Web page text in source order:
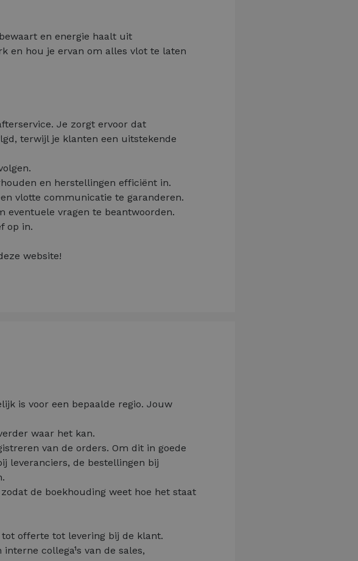
en energie haalt uit
en hou je ervan om alles vlot te laten
Je zorgt ervoor dat
terwijl je klanten een uitstekende
en herstellingen efficiënt in.
vlotte communicatie te garanderen.
vragen te beantwoorden.
op in.
website!
is voor een bepaalde regio. Jouw
waar het kan.
van de orders. Om dit in goede
leveranciers, de bestellingen bij
de boekhouding weet hoe het staat
offerte tot levering bij de klant.
collega¹s van de sales,